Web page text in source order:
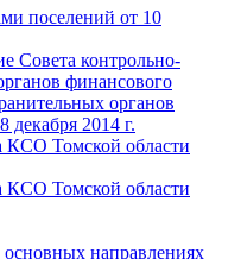
поселений от 10
Совета контрольно-
финансового
органов
декабря 2014 г.
КСО Томской области
КСО Томской области
основных направлениях